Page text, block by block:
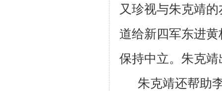
又珍视与朱克靖
道给新四军东进
保持中立。朱克
朱克靖还帮助